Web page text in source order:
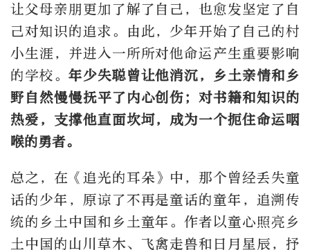
让父母亲朋更加了解了自己，也愈发坚定了自
己对知识的追求。由此，少年开始了自己的村
小生涯，并进入一所所对他命运产生重要影响
的学校。 年少失聪曾让他消沉，乡土亲情和乡
野自然慢慢抚平了内心创伤；对书籍和知识的
热爱，支撑他直面坎坷，成为一个扼住命运咽
喉的勇者。
总之，在《追光的耳朵》中，那个曾经丢失童
话的少年，原谅了不再是童话的童年，追溯传
统的乡土中国和乡土童年。作者以童心照亮乡
土中国的山川草木、飞禽走兽和日月星辰，抒